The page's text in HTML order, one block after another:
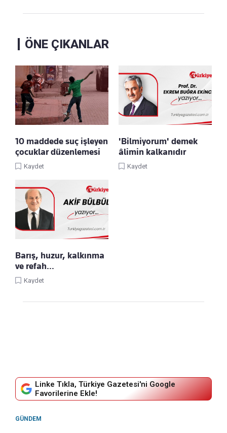
ÖNE ÇIKANLAR
10 maddede suç işleyen
çocuklar düzenlemesi
Kaydet
'Bilmiyorum' demek
âlimin kalkanıdır
Kaydet
Barış, huzur, kalkınma
ve refah…
Kaydet
Linke Tıkla, Türkiye Gazetesi'ni Google
Favorilerine Ekle!
GÜNDEM